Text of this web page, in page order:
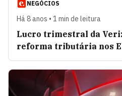
NEGÓCIOS
Há 8 anos • 1 min de leitura
Lucro trimestral da
reforma tributária nos